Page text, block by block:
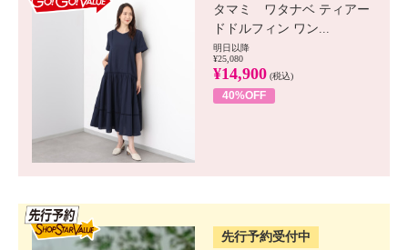
タマミ ワタナベ ティアー
ドドルフィン ワン...
明日以降
¥25,080
¥14,900 (税込)
40%OFF
先行予約受付中